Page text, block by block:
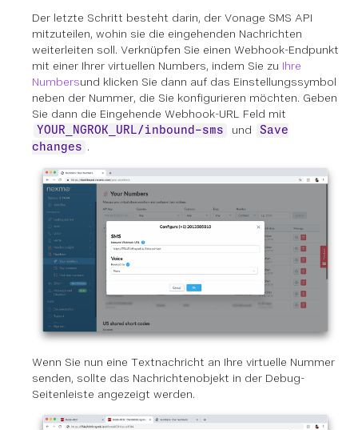
Der letzte Schritt besteht darin, der Vonage SMS API
mitzuteilen, wohin sie die eingehenden Nachrichten
weiterleiten soll. Verknüpfen Sie einen Webhook-Endpunkt
mit einer Ihrer virtuellen Numbers, indem Sie zu Ihre
Numbersund klicken Sie dann auf das Einstellungssymbol
neben der Nummer, die Sie konfigurieren möchten. Geben
Sie dann die Eingehende Webhook-URL Feld mit
YOUR_NGROK_URL/inbound-sms und
Save
changes .
Wenn Sie nun eine Textnachricht an Ihre virtuelle Nummer
senden, sollte das Nachrichtenobjekt in der Debug-
Seitenleiste angezeigt werden.